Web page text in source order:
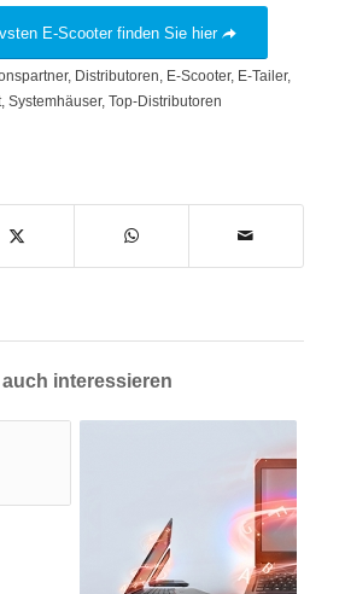
E-Scooter finden Sie hier
, Distributoren E-Scooter, E-Tailer,
, Systemhäuser, Top-Distributoren
interessieren